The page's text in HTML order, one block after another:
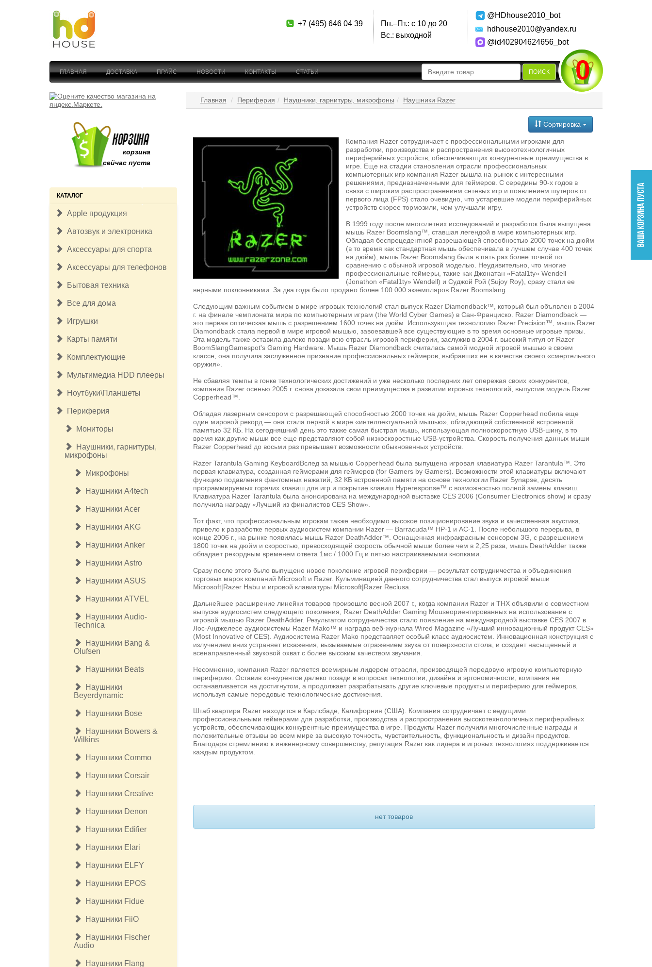
+7 (495) 646 04 39
Пн.–Пт.: с 10 до 20
Вс.: выходной
@HDhouse2010_bot
hdhouse2010@yandex.ru
@id402904624656_bot
ГЛАВНАЯ ДОСТАВКА ПРАЙС НОВОСТИ КОНТАКТЫ СТАТЬИ ПОИСК 0
корзина
сейчас пуста
КАТАЛОГ
Apple продукция
Автозвук и электроника
Аксессуары для спорта
Аксессуары для телефонов
Бытовая техника
Все для дома
Игрушки
Карты памяти
Комплектующие
Мультимедиа HDD плееры
Ноутбуки\Планшеты
Периферия
Мониторы
Наушники, гарнитуры,
микрофоны
Микрофоны
Наушники A4tech
Наушники Acer
Наушники AKG
Наушники Anker
Наушники Astro
Наушники ASUS
Наушники ATVEL
Наушники Audio-
Technica
Наушники Bang &
Olufsen
Наушники Beats
Наушники
Beyerdynamic
Наушники Bose
Наушники Bowers &
Wilkins
Наушники Commo
Наушники Corsair
Наушники Creative
Наушники Denon
Наушники Edifier
Наушники Elari
Наушники ELFY
Наушники EPOS
Наушники Fidue
Наушники FiiO
Наушники Fischer
Audio
Наушники Flang
Главная Периферия Наушники, гарнитуры, микрофоны Наушники Razer
Сортировка
Компания Razer сотрудничает с профессиональными игроками для
разработки, производства и распространения высокотехнологичных
периферийных устройств, обеспечивающих конкурентные преимущества в
игре. Еще на стадии становления отрасли профессиональных
компьютерных игр компания Razer вышла на рынок с интересными
решениями, предназначенными для геймеров. С середины 90-х годов в
связи с широким распространением сетевых игр и появлением шутеров от
первого лица (FPS) стало очевидно, что устаревшие модели периферийных
устройств скорее тормозили, чем улучшали игру.
В 1999 году после многолетних исследований и разработок была выпущена
мышь Razer Boomslang™, ставшая легендой в мире компьютерных игр.
Обладая беспрецедентной разрешающей способностью 2000 точек на дюйм
(в то время как стандартная мышь обеспечивала в лучшем случае 400 точек
на дюйм), мышь Razer Boomslang была в пять раз более точной по
сравнению с обычной игровой моделью. Неудивительно, что многие
профессиональные геймеры, такие как Джонатан «Fatal1ty» Wendell
(Jonathon «Fatal1ty» Wendell) и Суджой Рой (Sujoy Roy), сразу стали ее
верными поклонниками. За два года было продано более 100 000 экземпляров Razer Boomslang.
Следующим важным событием в мире игровых технологий стал выпуск Razer Diamondback™, который был объявлен в 2004
г. на финале чемпионата мира по компьютерным играм (the World Cyber Games) в Сан-Франциско. Razer Diamondback —
это первая оптическая мышь с разрешением 1600 точек на дюйм. Использующая технологию Razer Precision™, мышь Razer
Diamondback стала первой в мире игровой мышью, завоевавшей все существующие в то время основные игровые призы.
Эта модель также оставила далеко позади всю отрасль игровой периферии, заслужив в 2004 г. высокий титул от Razer
BoomSlangGamespot's Gaming Hardware. Мышь Razer Diamondback считалась самой модной игровой мышью в своем
классе, она получила заслуженное признание профессиональных геймеров, выбравших ее в качестве своего «смертельного
оружия».
Не сбавляя темпы в гонке технологических достижений и уже несколько последних лет опережая своих конкурентов,
компания Razer осенью 2005 г. снова доказала свои преимущества в развитии игровых технологий, выпустив модель Razer
Copperhead™.
Обладая лазерным сенсором с разрешающей способностью 2000 точек на дюйм, мышь Razer Copperhead побила еще
один мировой рекорд — она стала первой в мире «интеллектуальной мышью», обладающей собственной встроенной
памятью 32 КБ. На сегодняшний день это также самая быстрая мышь, использующая полноскоростную USB-шину, в то
время как другие мыши все еще представляют собой низкоскоростные USB-устройства. Скорость получения данных мыши
Razer Copperhead до восьми раз превышает возможности обыкновенных устройств.
Razer Tarantula Gaming KeyboardВслед за мышью Copperhead была выпущена игровая клавиатура Razer Tarantula™. Это
первая клавиатура, созданная геймерами для геймеров (for Gamers by Gamers). Возможности этой клавиатуры включают
функцию подавления фантомных нажатий, 32 КБ встроенной памяти на основе технологии Razer Synapse, десять
программируемых горячих клавиш для игр и покрытие клавиш Hyperesponse™ с возможностью полной замены клавиш.
Клавиатура Razer Tarantula была анонсирована на международной выставке CES 2006 (Consumer Electronics show) и сразу
получила награду «Лучший из финалистов CES Show».
Тот факт, что профессиональным игрокам также необходимо высокое позиционирование звука и качественная акустика,
привело к разработке первых аудиосистем компании Razer — Barracuda™ HP-1 и AC-1. После небольшого перерыва, в
конце 2006 г., на рынке появилась мышь Razer DeathAdder™. Оснащенная инфракрасным сенсором 3G, с разрешением
1800 точек на дюйм и скоростью, превосходящей скорость обычной мыши более чем в 2,25 раза, мышь DeathAdder также
обладает рекордным временем ответа 1мс / 1000 Гц и пятью настраиваемыми кнопками.
Сразу после этого было выпущено новое поколение игровой периферии — результат сотрудничества и объединения
торговых марок компаний Microsoft и Razer. Кульминацией данного сотрудничества стал выпуск игровой мыши
Microsoft|Razer Habu и игровой клавиатуры Microsoft|Razer Reclusa.
Дальнейшее расширение линейки товаров произошло весной 2007 г., когда компании Razer и THX объявили о совместном
выпуске аудиосистем следующего поколения, Razer DeathAdder Gaming Mouseориентированных на использование с
игровой мышью Razer DeathAdder. Результатом сотрудничества стало появление на международной выставке CES 2007 в
Лос-Анджелесе аудиосистемы Razer Mako™ и награда веб-журнала Wired Magazine «Лучший инновационный продукт CES»
(Most Innovative of CES). Аудиосистема Razer Mako представляет особый класс аудиосистем. Инновационная конструкция с
излучением вниз устраняет искажения, вызываемые отражением звука от поверхности стола, и создает насыщенный и
всенаправленный звуковой охват с более высоким качеством звучания.
Несомненно, компания Razer является всемирным лидером отрасли, производящей передовую игровую компьютерную
периферию. Оставив конкурентов далеко позади в вопросах технологии, дизайна и эргономичности, компания не
останавливается на достигнутом, а продолжает разрабатывать другие ключевые продукты и периферию для геймеров,
используя самые передовые технологические достижения.
Штаб квартира Razer находится в Карлсбаде, Калифорния (США). Компания сотрудничает с ведущими
профессиональными геймерами для разработки, производства и распространения высокотехнологичных периферийных
устройств, обеспечивающих конкурентные преимущества в игре. Продукты Razer получили многочисленные награды и
положительные отзывы во всем мире за высокую точность, чувствительность, функциональность и дизайн продуктов.
Благодаря стремлению к инженерному совершенству, репутация Razer как лидера в игровых технологиях поддерживается
каждым продуктом.
нет товаров